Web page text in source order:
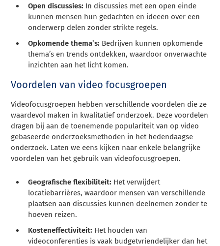
Open discussies: In discussies met een open einde
kunnen mensen hun gedachten en ideeën over een
onderwerp delen zonder strikte regels.
Opkomende thema’s: Bedrijven kunnen opkomende
thema’s en trends ontdekken, waardoor onverwachte
inzichten aan het licht komen.
Voordelen van video focusgroepen
Videofocusgroepen hebben verschillende voordelen die ze
waardevol maken in kwalitatief onderzoek. Deze voordelen
dragen bij aan de toenemende populariteit van op video
gebaseerde onderzoeksmethoden in het hedendaagse
onderzoek. Laten we eens kijken naar enkele belangrijke
voordelen van het gebruik van videofocusgroepen.
Geografische flexibiliteit: Het verwijdert
locatiebarrières, waardoor mensen van verschillende
plaatsen aan discussies kunnen deelnemen zonder te
hoeven reizen.
Kosteneffectiviteit: Het houden van
videoconferenties is vaak budgetvriendelijker dan het